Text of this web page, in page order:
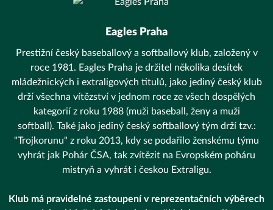
Eagles Praha
Prestižní český baseballový a softballový klub, založený v
roce 1981. Eagles Praha je držitel několika desítek
mládežnických i extraligových titulů, jako jediný český klub
drží všechna vítězství v jednom roce ze všech dospělých
kategorií z roku 1988 (muži baseball, ženy a muži
softball). Také jako jediný český softballový tým drží tzv.:
"Trojkorunu" z roku 2013, kdy se podařilo ženskému týmu
vyhrát jak Pohár ČSA, tak zvítězit na Evropském poháru
mistryň a vyhrát i českou Extraligu.
Klub má pravidelné zastoupení v reprezentačních výběrech